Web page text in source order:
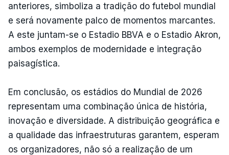
anteriores, simboliza a tradição do futebol mundial
e será novamente palco de momentos marcantes.
A este juntam-se o Estadio BBVA e o Estadio Akron,
ambos exemplos de modernidade e integração
paisagística.
Em conclusão, os estádios do Mundial de 2026
representam uma combinação única de história,
inovação e diversidade. A distribuição geográfica e
a qualidade das infraestruturas garantem, esperam
os organizadores, não só a realização de um